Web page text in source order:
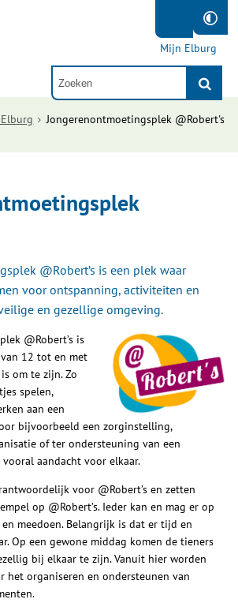
Mijn Elburg
Jongerenontmoetingsplek @Robert's
@Robert’s is een plek waar
voor ontspanning, activiteiten en
en gezellige omgeving.
@Robert’s is
12 tot en met
om te zijn. Zo
spelen,
aan een
bijvoorbeeld een zorginstelling,
of ter ondersteuning van een
vooral aandacht voor elkaar.
voor @Robert’s en zetten
op @Robert’s. Ieder kan en mag er op
meedoen. Belangrijk is dat er tijd en
Op een gewone middag komen de tieners
bij elkaar te zijn. Vanuit hier worden
het organiseren en ondersteunen van